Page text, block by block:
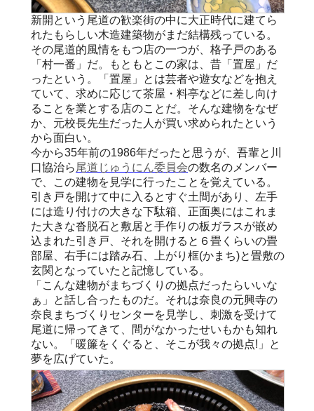
新開という尾道の歓楽街の中に大正時代に建てら
れたもらしい木造建築物がまだ結構残っている。
その尾道的風情をもつ店の一つが、格子戸のある
「村一番」だ。もともとこの家は、昔「置屋」だ
ったという。「置屋」とは芸者や遊女などを抱え
ていて、求めに応じて茶屋・料亭などに差し向け
ることを業とする店のことだ。そんな建物をなぜ
か、元校長先生だった人が買い求められたという
から面白い。
今から35年前の1986年だったと思うが、吾輩と川
口協治ら 尾道じゅうにん委員会の数名のメンバー
で、この建物を見学に行ったことを覚えている。
引き戸を開けて中に入るとすぐ土間があり、左手
には造り付けの大きな下駄箱、正面奥にはこれま
た大きな沓脱石と敷居と手作りの板ガラスが嵌め
込まれた引き戸、それを開けると６畳くらいの畳
部屋、右手には踏み石、上がり框(かまち)と畳敷の
玄関となっていたと記憶している。
「こんな建物がまちづくりの拠点だったらいいな
ぁ」と話し合ったものだ。それは奈良の元興寺の
奈良まちづくりセンターを見学し、刺激を受けて
尾道に帰ってきて、間がなかったせいもかも知れ
ない。「暖簾をくぐると、そこが我々の拠点!」と
夢を広げていた。